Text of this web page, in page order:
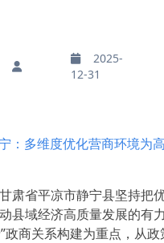
2025-
12-31
：多维度优化营商环境为
省平凉市静宁县坚持把
县域经济高质量发展的有
政商关系构建为重点，从政